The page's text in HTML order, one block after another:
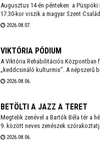
SZÉKESFEHÉRVÁR
Augusztus 14-én pénteken a Püspöki
17.30-kor viszik a magyar Szent
Gizella, Szent Imre) ereklyéit a
2026.08.07.
VIKTÓRIA PÓDIUM
A Viktória Rehabilitációs Központban
„keddcsináló kulturmix”. A népszerű
ezúttal is kivételes vendégek
2026.08.06.
BETÖLTI A JAZZ A TERET
Megtelik zenével a Bartók Béla tér a
9. között neves zenészek
Regia Feszten. Fellép többek között
2026.08.06.